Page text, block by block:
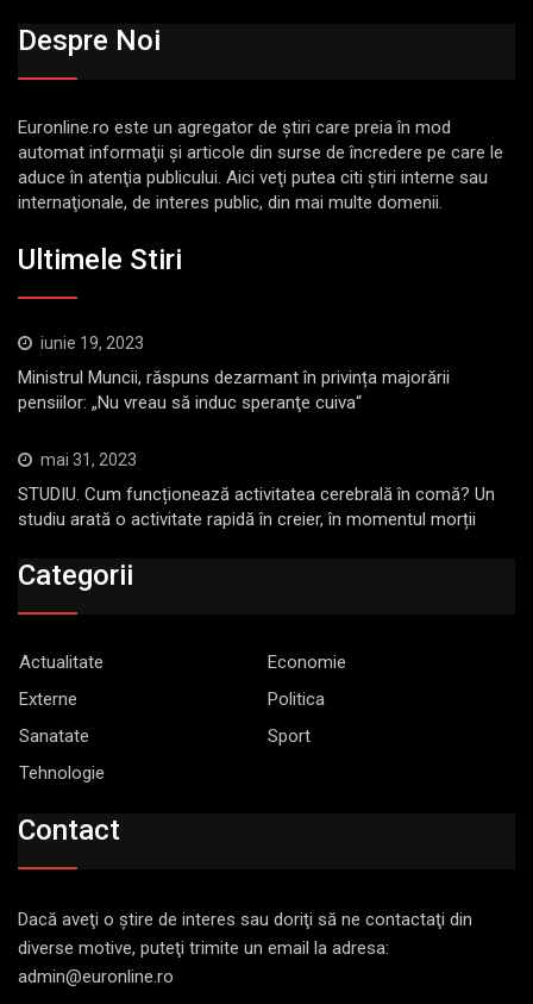
Despre Noi
Euronline.ro este un agregator de ştiri care preia în mod
automat informaţii şi articole din surse de încredere pe care le
aduce în atenţia publicului. Aici veţi putea citi ştiri interne sau
internaţionale, de interes public, din mai multe domenii.
Ultimele Stiri
iunie 19, 2023
Ministrul Muncii, răspuns dezarmant în privința majorării
pensiilor: „Nu vreau să induc speranţe cuiva“
mai 31, 2023
STUDIU. Cum funcționează activitatea cerebrală în comă? Un
studiu arată o activitate rapidă în creier, în momentul morții
Categorii
Actualitate
Economie
Externe
Politica
Sanatate
Sport
Tehnologie
Contact
Dacă aveţi o ştire de interes sau doriţi să ne contactaţi din
diverse motive, puteţi trimite un email la adresa:
admin@euronline.ro